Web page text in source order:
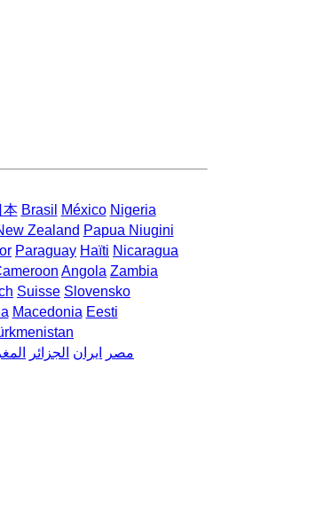
本 Brasil México Nigeria
Zealand Papua Niugini
Paraguay Haïti Nicaragua
Angola Zambia
Suisse Slovensko
Macedonia Eesti
مصر
ایران الجزائر